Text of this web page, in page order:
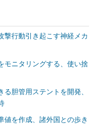
撃行動引き起こす神経メカ
モニタリングする、使い捨
胆管用ステントを開発、
値を作成、諸外国との歩き